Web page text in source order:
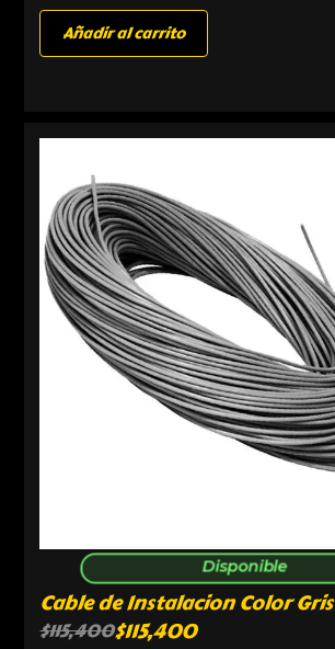
Añadir al carrito
Disponible
Cable de Instalacion Color Gris
$115,400$115,400